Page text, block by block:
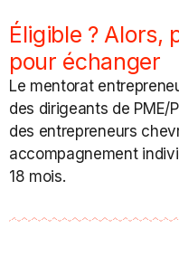
Éligible ? Alors,
pour échanger
Le mentorat
des dirigeants de PME/
des entrepreneurs
accompagnement
18 mois.